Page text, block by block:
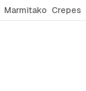
Marmitako Crepes